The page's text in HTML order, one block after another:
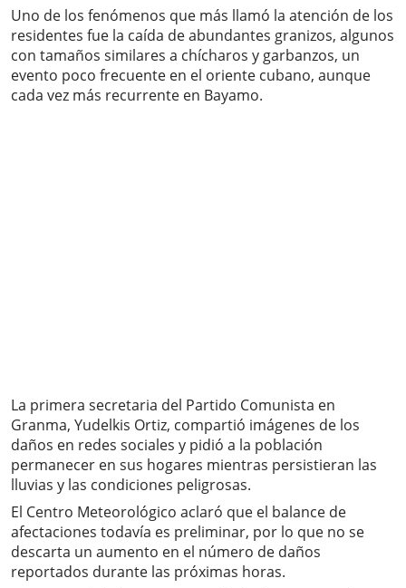
Uno de los fenómenos que más llamó la atención de los
residentes fue la caída de abundantes granizos, algunos
con tamaños similares a chícharos y garbanzos, un
evento poco frecuente en el oriente cubano, aunque
cada vez más recurrente en Bayamo.
La primera secretaria del Partido Comunista en
Granma, Yudelkis Ortiz, compartió imágenes de los
daños en redes sociales y pidió a la población
permanecer en sus hogares mientras persistieran las
lluvias y las condiciones peligrosas.
El Centro Meteorológico aclaró que el balance de
afectaciones todavía es preliminar, por lo que no se
descarta un aumento en el número de daños
reportados durante las próximas horas.